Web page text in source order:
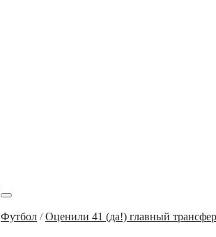
Футбол /Оценили 41 (да!) главный